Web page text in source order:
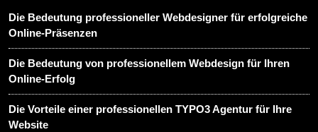
Die Bedeutung professioneller Webdesigner für erfolgreiche
Online-Präsenzen
Die Bedeutung von professionellem Webdesign für Ihren
Online-Erfolg
Die Vorteile einer professionellen TYPO3 Agentur für Ihre
Website